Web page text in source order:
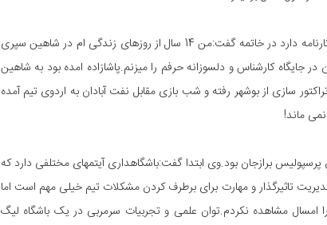
سرمربی اسبق شاهین که سابقه صعود به لیگ برتر را در کارنامه دارد در خاتمه گفت:من 14 سال از روزهای زندگی ام در شاهین سپری
جایگاه کارشناس و دلسوزانه حرفم را میزنم.پاشازاده امده بود به شاهین
سازی از بوشهر رفته و شب بازی مقابل نفت آبادان به اردوی تیم آمده
ماند!
برازجان بود.وی ابتدا گفت:باشگاهداری آیتمهای مختلفی دارد که
تیم مدیریت تاثیرگذار و مهارت برای برطرف کردن مشکلات تیم خیلی مهم است اما
امسال مشاهده نکردم.توان علمی و تجربیات سرمربی در یک باشگاه لیگ